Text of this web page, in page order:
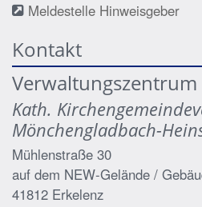
Meldestelle Hinweisgeber
Kontakt
Verwaltungszentrum
Kath.
Mönchengladbach-
Mühlenstraße 30
auf dem NEW-Gelände /
41812 Erkelenz